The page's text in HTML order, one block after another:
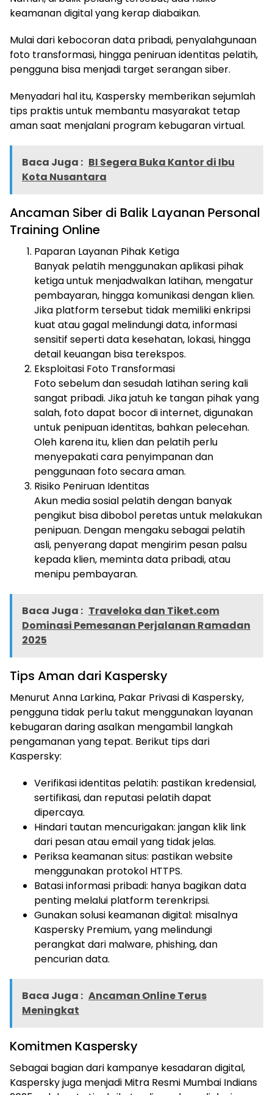
keamanan digital yang kerap diabaikan.
Mulai dari kebocoran data pribadi, penyalahgunaan
foto transformasi, hingga peniruan identitas pelatih,
pengguna bisa menjadi target serangan siber.
Menyadari hal itu, Kaspersky memberikan sejumlah
tips praktis untuk membantu masyarakat tetap
aman saat menjalani program kebugaran virtual.
Baca Juga : BI Segera Buka Kantor di Ibu
Kota Nusantara
Ancaman Siber di Balik Layanan Personal
Training Online
Paparan Layanan Pihak Ketiga
Banyak pelatih menggunakan aplikasi pihak
ketiga untuk menjadwalkan latihan, mengatur
pembayaran, hingga komunikasi dengan klien.
Jika platform tersebut tidak memiliki enkripsi
kuat atau gagal melindungi data, informasi
sensitif seperti data kesehatan, lokasi, hingga
detail keuangan bisa terekspos.
Eksploitasi Foto Transformasi
Foto sebelum dan sesudah latihan sering kali
sangat pribadi. Jika jatuh ke tangan pihak yang
salah, foto dapat bocor di internet, digunakan
untuk penipuan identitas, bahkan pelecehan.
Oleh karena itu, klien dan pelatih perlu
menyepakati cara penyimpanan dan
penggunaan foto secara aman.
Risiko Peniruan Identitas
Akun media sosial pelatih dengan banyak
pengikut bisa dibobol peretas untuk melakukan
penipuan. Dengan mengaku sebagai pelatih
asli, penyerang dapat mengirim pesan palsu
kepada klien, meminta data pribadi, atau
menipu pembayaran.
Baca Juga : Traveloka dan Tiket.com
Dominasi Pemesanan Perjalanan Ramadan
2025
Tips Aman dari Kaspersky
Menurut Anna Larkina, Pakar Privasi di Kaspersky,
pengguna tidak perlu takut menggunakan layanan
kebugaran daring asalkan mengambil langkah
pengamanan yang tepat. Berikut tips dari
Kaspersky:
Verifikasi identitas pelatih: pastikan kredensial,
sertifikasi, dan reputasi pelatih dapat
dipercaya.
Hindari tautan mencurigakan: jangan klik link
dari pesan atau email yang tidak jelas.
Periksa keamanan situs: pastikan website
menggunakan protokol HTTPS.
Batasi informasi pribadi: hanya bagikan data
penting melalui platform terenkripsi.
Gunakan solusi keamanan digital: misalnya
Kaspersky Premium, yang melindungi
perangkat dari malware, phishing, dan
pencurian data.
Baca Juga : Ancaman Online Terus
Meningkat
Komitmen Kaspersky
Sebagai bagian dari kampanye kesadaran digital,
Kaspersky juga menjadi Mitra Resmi Mumbai Indians